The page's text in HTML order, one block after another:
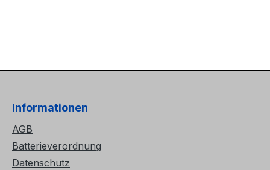
Informationen
AGB
Batterieverordnung
Datenschutz